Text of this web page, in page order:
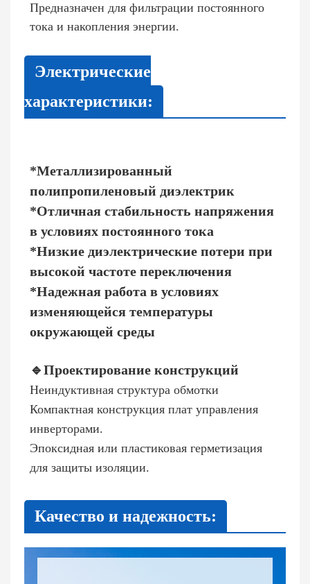
Предназначен для фильтрации постоянного
тока и накопления энергии.
Электрические
характеристики:
*Металлизированный
полипропиленовый диэлектрик
*Отличная стабильность напряжения
в условиях постоянного тока
*Низкие диэлектрические потери при
высокой частоте переключения
*Надежная работа в условиях
изменяющейся температуры
окружающей среды
🔹Проектирование конструкций
Неиндуктивная структура обмотки
Компактная конструкция плат управления
инверторами.
Эпоксидная или пластиковая герметизация
для защиты изоляции.
Качество и надежность: